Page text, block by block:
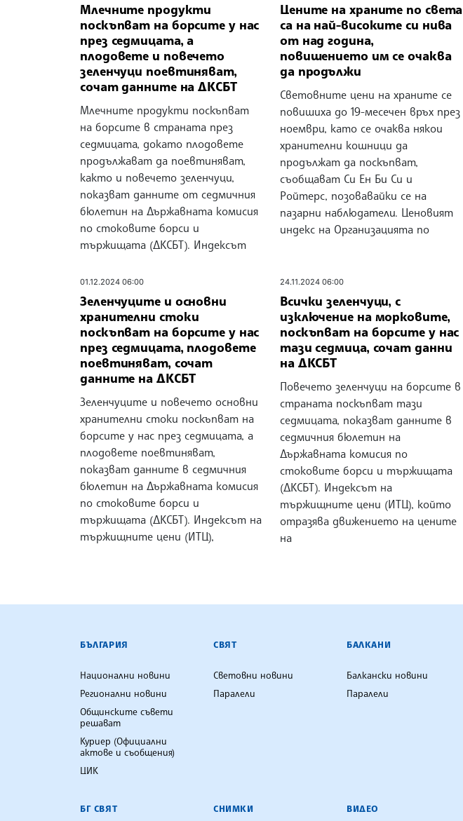
Млечните продукти
поскъпват на борсите у нас
през седмицата, а
плодовете и повечето
зеленчуци поевтиняват,
сочат данните на ДКСБТ
Млечните продукти поскъпват
на борсите в страната през
седмицата, докато плодовете
продължават да поевтиняват,
както и повечето зеленчуци,
показват данните от седмичния
бюлетин на Държавната комисия
по стоковите борси и
тържищата (ДКСБТ). Индексът
Цените на храните по света
са на най-високите си нива
от над година,
повишението им се очаква
да продължи
Световните цени на храните се
повишиха до 19-месечен връх през
ноември, като се очаква някои
хранителни кошници да
продължат да поскъпват,
съобщават Си Ен Би Си и
Ройтерс, позовавайки се на
пазарни наблюдатели. Ценовият
индекс на Организацията по
01.12.2024 06:00
Зеленчуците и основни
хранителни стоки
поскъпват на борсите у нас
през седмицата, плодовете
поевтиняват, сочат
данните на ДКСБТ
Зеленчуците и повечето основни
хранителни стоки поскъпват на
борсите у нас през седмицата, а
плодовете поевтиняват,
показват данните в седмичния
бюлетин на Държавната комисия
по стоковите борси и
тържищата (ДКСБТ). Индексът на
тържищните цени (ИТЦ),
24.11.2024 06:00
Всички зеленчуци, с
изключение на морковите,
поскъпват на борсите у нас
тази седмица, сочат данни
на ДКСБТ
Повечето зеленчуци на борсите в
страната поскъпват тази
седмицата, показват данните в
седмичния бюлетин на
Държавната комисия по
стоковите борси и тържищата
(ДКСБТ). Индексът на
тържищните цени (ИТЦ), който
отразява движението на цените
на
БЪЛГАРСКА ТЕЛЕГРАФНА АГЕНЦИЯ
БЪЛГАРИЯ
Национални новини
Регионални новини
Общинските съвети
решават
Куриер (Официални
актове и съобщения)
ЦИК
СВЯТ
Световни новини
Паралели
БАЛКАНИ
Балкански новини
Паралели
БГ СВЯТ СНИМКИ ВИДЕО